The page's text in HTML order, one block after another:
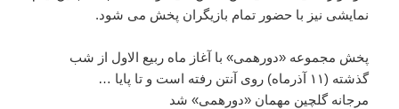
نمایشی نیز با حضور تمام بازیگران پخش می شود.
پخش مجموعه «دورهمی» با آغاز ماه ربیع الاول از شب
گذشته (۱۱ آذرماه) روی آنتن رفته است و تا پایا …
مرجانه گلچین مهمان «دورهمی» شد